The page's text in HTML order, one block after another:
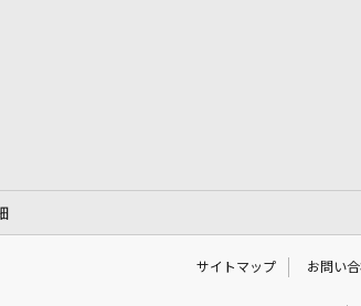
サイトマップ お問い